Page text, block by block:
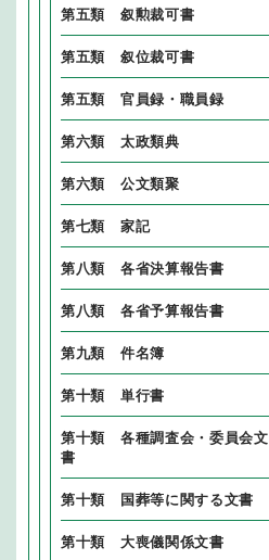
第五類 叙勲裁可書
第五類 叙位裁可書
第五類 官員録・職員録
第六類 太政類典
第六類 公文類聚
第七類 家記
第八類 各省決算報告書
第八類 各省予算報告書
第九類 件名簿
第十類 単行書
第十類 各種調査会・委員会文
書
第十類 国葬等に関する文書
第十類 大喪儀関係文書